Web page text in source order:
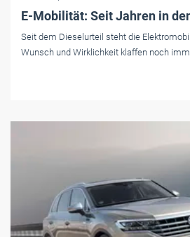
E-Mobilität: Seit Jahren in
Seit dem Dieselurteil steht die
Wunsch und Wirklichkeit klaffen noch